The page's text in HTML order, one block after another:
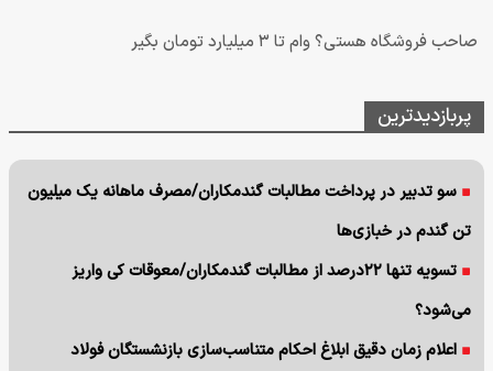
صاحب فروشگاه هستی؟ وام تا ۳ میلیارد تومان بگیر
پربازدیدترین
سو تدبیر در پرداخت مطالبات گندمکاران/مصرف ماهانه یک میلیون
تن گندم در خبازی‌ها
تسویه تنها ۲۲درصد از مطالبات گندمکاران/معوقات کی واریز
می‌شود؟
اعلام زمان دقیق ابلاغ احکام متناسب‌سازی بازنشستگان فولاد